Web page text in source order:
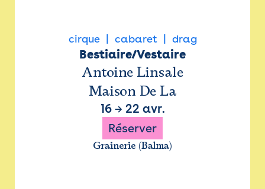
cirque cabaret drag
Bestiaire/Vestaire
Antoine Linsale
Maison De La
16→ 22 avr.
Réserver
Grainerie (Balma)